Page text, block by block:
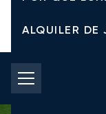
ALQUILER DE
TARIFAS DE
JETS